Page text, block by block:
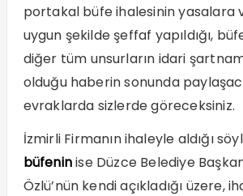
portakal büfe ihalesinin yasalara
uygun şekilde şeffaf yapıldığı,
diğer tüm unsurların idari
olduğu haberin sonunda
evraklarda sizlerde göreceksiniz.
İzmirli Firmanın ihaleyle aldığı
büfeninise Düzce Belediye
Özlü’nün kendi açıkladığı üzere,